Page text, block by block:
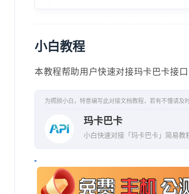
小白教程
本教程帮助用户快速对接玛卡巴卡接口
为照顾小白，特意编写此对接文档教程，若有不懂请及
玛卡巴卡
小白快速对接「玛卡巴卡」简易教